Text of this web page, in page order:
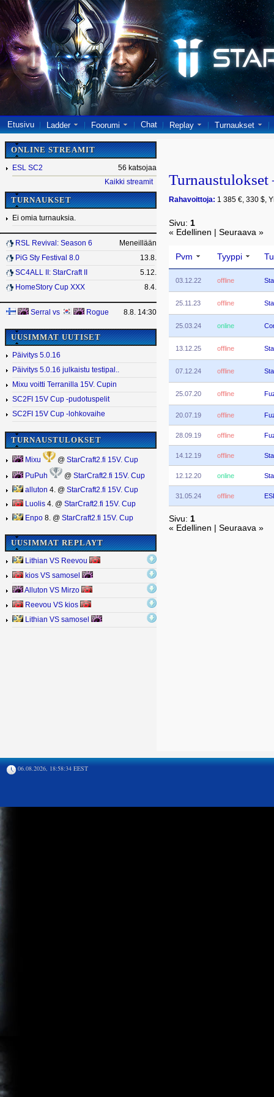
Etusivu Ladder Foorumi Chat Replay Turnaukset
ONLINE STREAMIT
ESL SC2
56 katsojaa
Kaikki streamit
TURNAUKSET
Ei omia turnauksia.
RSL Revival: Season 6
Meneillään
PiG Sty Festival 8.0
13.8.
SC4ALL II: StarCraft II
5.12.
HomeStory Cup XXX
8.4.
Serral vs Rogue 8.8. 14:30
UUSIMMAT UUTISET
Päivitys 5.0.16
Päivitys 5.0.16 julkaistu testipal..
Mixu voitti Terranilla 15V. Cupin
SC2FI 15V Cup -pudotuspelit
SC2FI 15V Cup -lohkovaihe
TURNAUSTULOKSET
Mixu @ StarCraft2.fi 15V. Cup
PuPuh @ StarCraft2.fi 15V. Cup
alluton 4. @ StarCraft2.fi 15V. Cup
Luolis 4. @ StarCraft2.fi 15V. Cup
Enpo 8. @ StarCraft2.fi 15V. Cup
UUSIMMAT REPLAYT
Lithian VS Reevou
kios VS samosel
Alluton VS Mirzo
Reevou VS kios
Lithian VS samosel
Rahavoittoja: 1 385 €, 330 $,
Sivu: 1
« Edellinen | Seuraava »
Pvm Tyyppi
03.12.22 offline
25.11.23 offline
25.03.24 online
13.12.25 offline
07.12.24 offline
25.07.20 offline
20.07.19 offline
28.09.19 offline
14.12.19 offline
12.12.20 online
31.05.24 offline
Sivu: 1
« Edellinen | Seuraava »
06.08.2026, 18:58:34 EEST